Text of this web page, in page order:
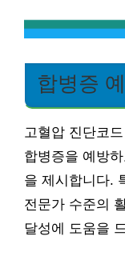
합병증
고혈압 진단코
합병증을 예방
을 제시합니다.
전문가 수준의
달성에 도움을